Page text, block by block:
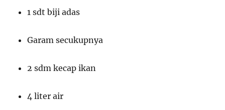
1 sdt biji adas
Garam secukupnya
2 sdm kecap ikan
4 liter air